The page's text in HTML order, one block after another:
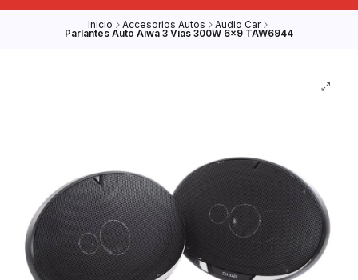
Inicio Accesorios Autos Audio Car
Parlantes Auto Aiwa 3 Vías 300W 6x9 TAW6944